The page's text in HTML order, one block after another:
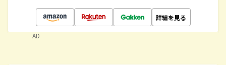
詳細を見る
AD